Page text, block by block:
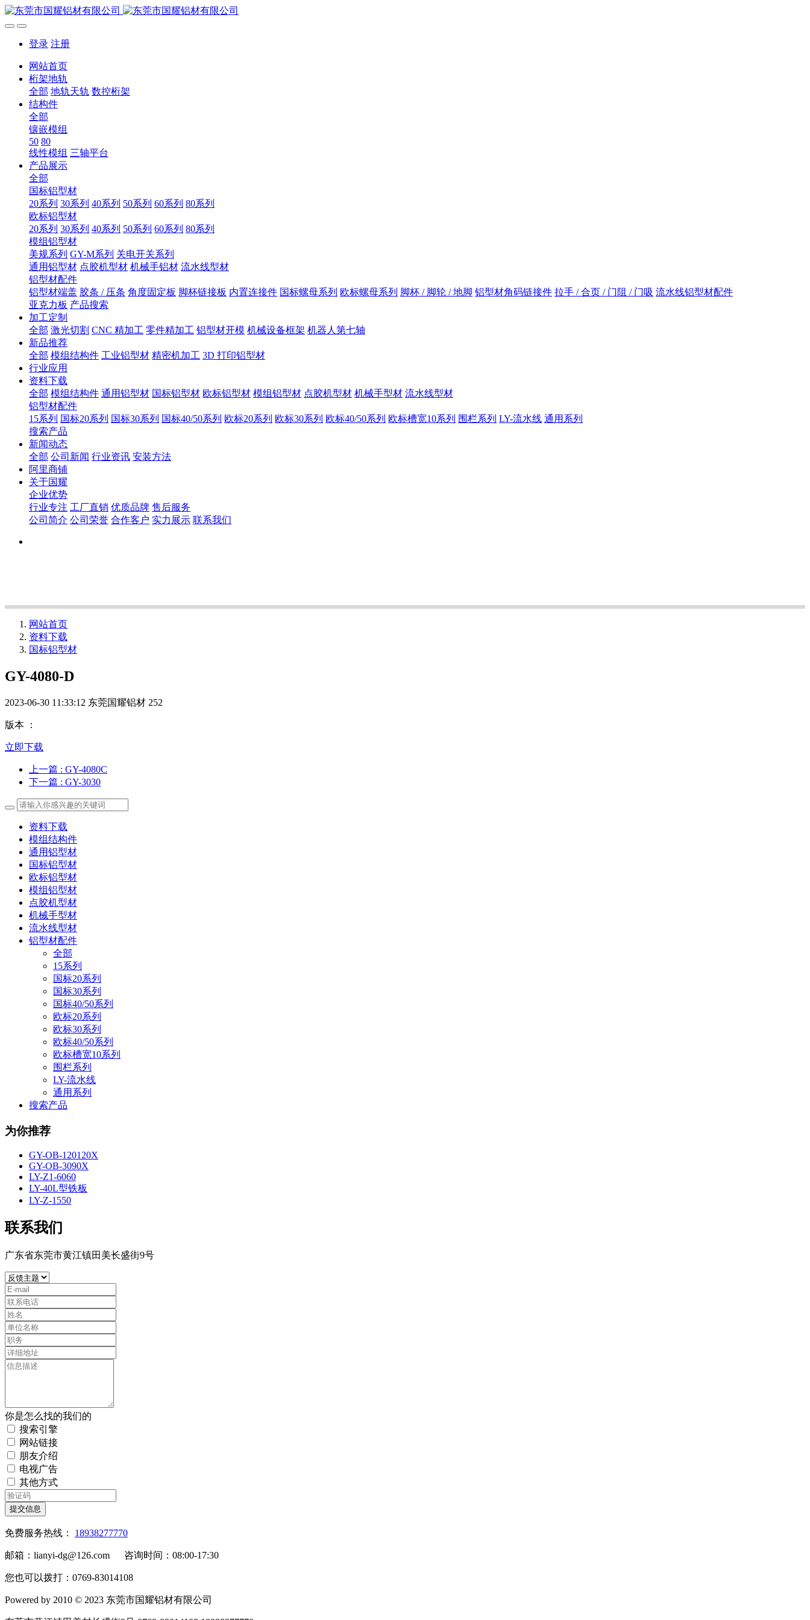
登录 注册
网站首页
桁架地轨
全部 地轨天轨 数控桁架
结构件
全部
镶嵌模组
50 80
线性模组 三轴平台
产品展示
全部
国标铝型材
20系列 30系列 40系列 50系列 60系列 80系列
欧标铝型材
20系列 30系列 40系列 50系列 60系列 80系列
模组铝型材
美规系列 GY-M系列 关电开关系列
通用铝型材 点胶机型材 机械手铝材 流水线型材
铝型材配件
铝型材端盖 胶条 / 压条 角度固定板 脚杯链接板 内置连接件 国标螺母系列 欧标螺母系列 脚杯 / 脚轮 / 地脚 铝型材角码链接件 拉手 / 合页 / 门阻 / 门吸 流水线铝型材配件
亚克力板 产品搜索
加工定制
全部 激光切割 CNC 精加工 零件精加工 铝型材开模 机械设备框架 机器人第七轴
新品推荐
全部 模组结构件 工业铝型材 精密机加工 3D 打印铝型材
行业应用
资料下载
全部 模组结构件 通用铝型材 国标铝型材 欧标铝型材 模组铝型材 点胶机型材 机械手型材 流水线型材
铝型材配件
15系列 国标20系列 国标30系列 国标40/50系列 欧标20系列 欧标30系列 欧标40/50系列 欧标槽宽10系列 围栏系列 LY-流水线 通用系列
搜索产品
新闻动态
全部 公司新闻 行业资讯 安装方法
阿里商铺
关于国耀
企业优势
行业专注 工厂直销 优质品牌 售后服务
公司简介 公司荣誉 合作客户 实力展示 联系我们
网站首页
资料下载
国标铝型材
GY-4080-D
2023-06-30 11:33:12 东莞国耀铝材 252
版本 ：
立即下载
上一篇 : GY-4080C
下一篇 : GY-3030
资料下载
模组结构件
通用铝型材
国标铝型材
欧标铝型材
模组铝型材
点胶机型材
机械手型材
流水线型材
铝型材配件
全部
15系列
国标20系列
国标30系列
国标40/50系列
欧标20系列
欧标30系列
欧标40/50系列
欧标槽宽10系列
围栏系列
LY-流水线
通用系列
搜索产品
为你推荐
GY-OB-120120X
GY-OB-3090X
LY-Z1-6060
LY-40L型铁板
LY-Z-1550
联系我们
广东省东莞市黄江镇田美长盛街9号
你是怎么找的我们的
搜索引擎
网站链接
朋友介绍
电视广告
其他方式
提交信息
免费服务热线： 18938277770
邮箱：lianyi-dg@126.com 咨询时间：08:00-17:30
您也可以拨打：0769-83014108
Powered by 2010 © 2023 东莞市国耀铝材有限公司